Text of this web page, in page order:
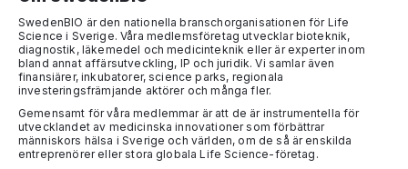
SwedenBIO är den nationella branschorganisationen för Life
Science i Sverige. Våra medlemsföretag utvecklar bioteknik,
diagnostik, läkemedel och medicinteknik eller är experter inom
bland annat affärsutveckling, IP och juridik. Vi samlar även
finansiärer, inkubatorer, science parks, regionala
investeringsfrämjande aktörer och många fler.
Gemensamt för våra medlemmar är att de är instrumentella för
utvecklandet av medicinska innovationer som förbättrar
människors hälsa i Sverige och världen, om de så är enskilda
entreprenörer eller stora globala Life Science-företag.